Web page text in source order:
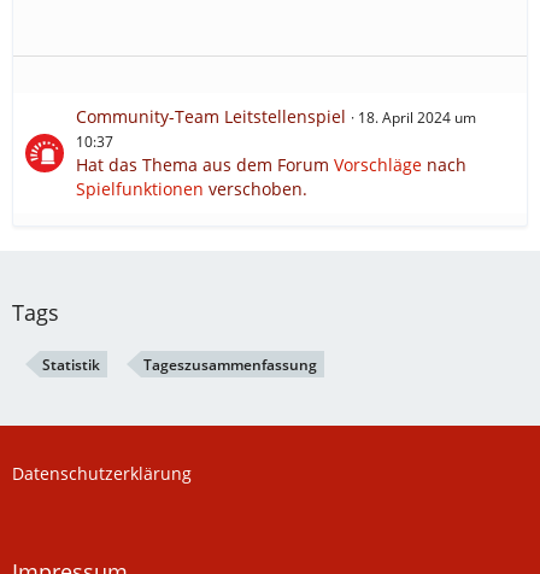
Community-Team Leitstellenspiel
18. April 2024 um
10:37
Hat das Thema aus dem Forum Vorschläge nach
Spielfunktionen verschoben.
Tags
Statistik Tageszusammenfassung
Datenschutzerklärung